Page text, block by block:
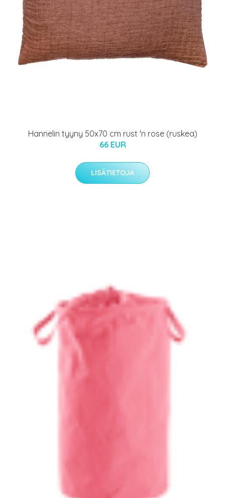
Hannelin tyyny 50x70 cm rust 'n rose (ruskea)
66 EUR
LISÄTIETOJA